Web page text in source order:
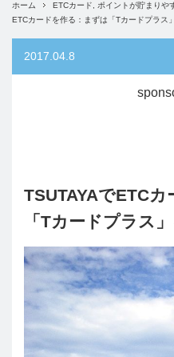
ホーム ETCカード ポイントが貯まりや
ETCカードを作る：まずは「Tカードプラス
2017.04.8
TSUTAYAでETC
「Tカードプラス